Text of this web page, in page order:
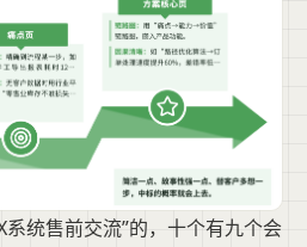
系统售前交流”的，十个有九个会